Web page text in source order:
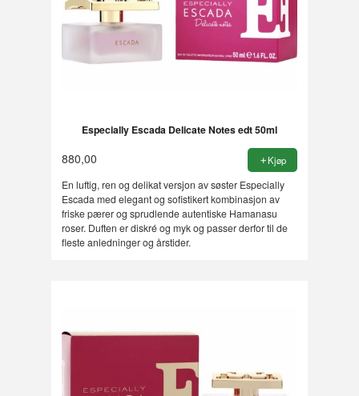
Especially Escada Delicate Notes edt 50ml
880,00 Kjøp
En luftig, ren og delikat versjon av søster Especially
Escada med elegant og sofistikert kombinasjon av
friske pærer og sprudlende autentiske Hamanasu
roser. Duften er diskré og myk og passer derfor til de
fleste anledninger og årstider.